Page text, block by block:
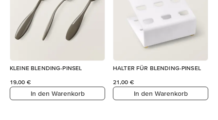
KLEINE BLENDING-PINSEL
19,00 €
In den Warenkorb
HALTER FÜR BLENDING-PINSEL
21,00 €
In den Warenkorb